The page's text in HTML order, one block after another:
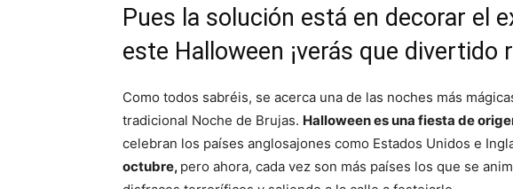
i
r
n
i
r
n
i
r
e
n
Pues la solución está en decorar el
este Halloween ¡verás que divertido
Como todos sabréis, se acerca una de las noches más
tradicional Noche de Brujas. Halloween es una fiesta de
celebran los países anglosajones como Estados Unidos e
octubre, pero ahora, cada vez son más países los que se